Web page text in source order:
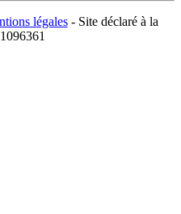
légales- Site déclaré à la